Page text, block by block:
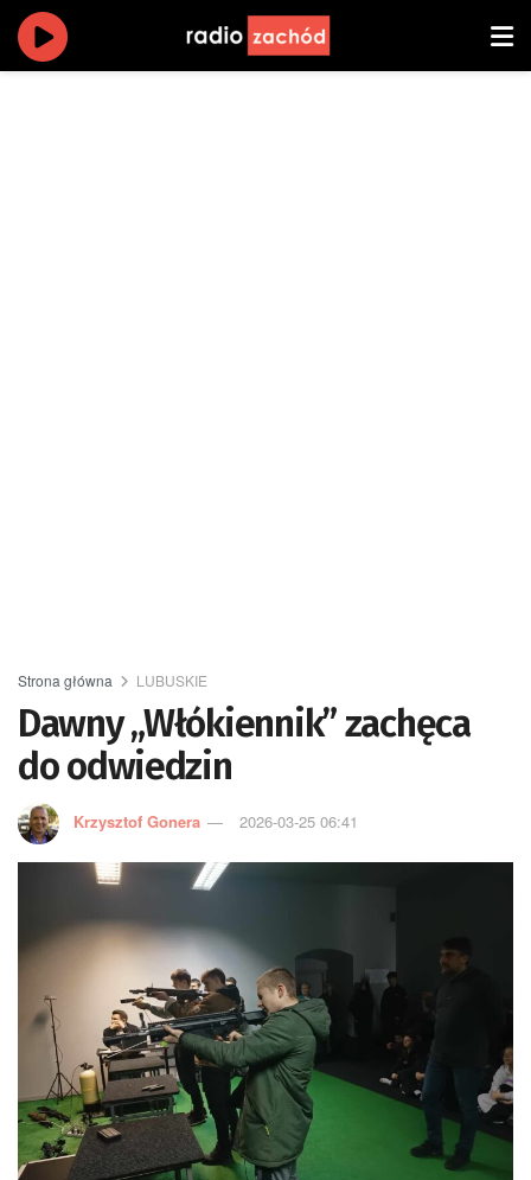
Strona główna LUBUSKIE
Dawny „Włókiennik” zachęca
do odwiedzin
Krzysztof Gonera 2026-03-25 06:41